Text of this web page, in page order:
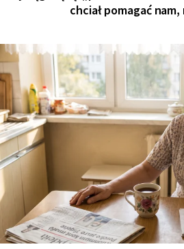
chciał pomagać